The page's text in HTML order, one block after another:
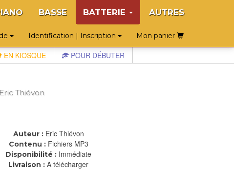
BASSE BATTERIE AUTRES
Identification | Inscription Mon panier
EN KIOSQUE POUR DÉBUTER
Thiévon
Auteur : Eric Thiévon
Contenu : Fichiers MP3
Disponibilité : Immédiate
Livraison : A télécharger